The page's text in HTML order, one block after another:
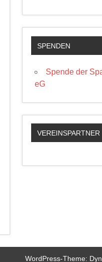
SPENDEN
Spende der
eG
VEREINSPARTNER
WordPress-Theme: